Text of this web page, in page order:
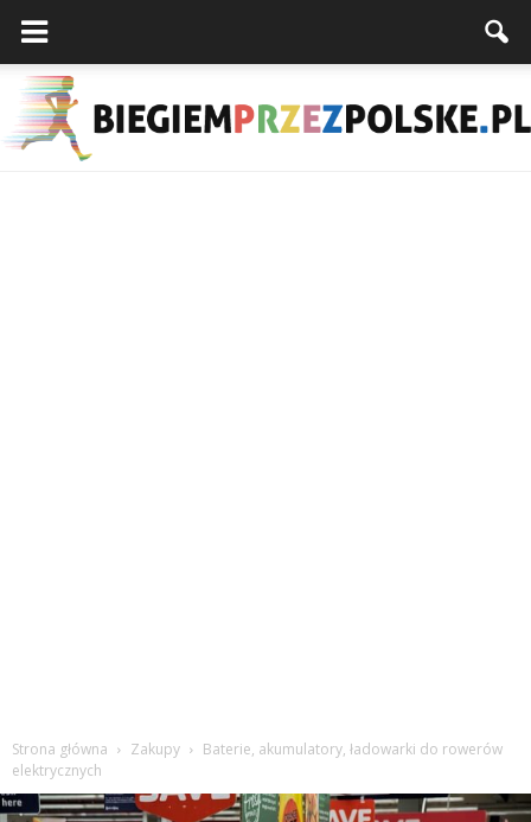
Strona główna Zakupy
Baterie, akumulatory, ładowarki do rowerów
elektrycznych